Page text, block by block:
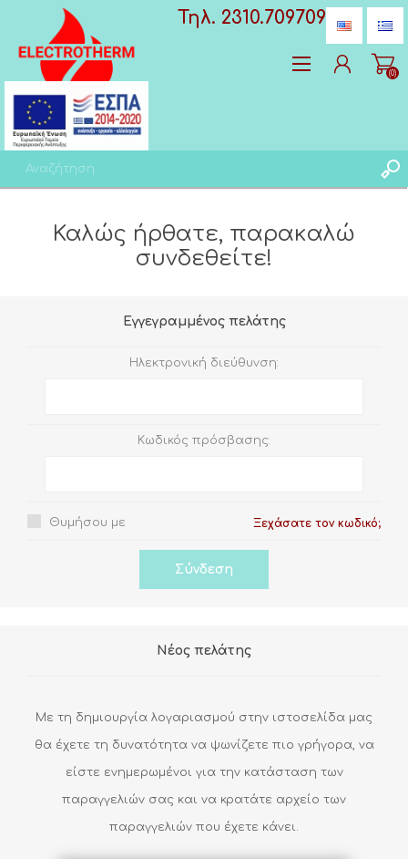
Τηλ. 2310.709709
Σύνδεση
(0)
Καλώς ήρθατε, παρακαλώ
συνδεθείτε!
Εγγεγραμμένος πελάτης
Ηλεκτρονική διεύθυνση:
Κωδικός πρόσβασης:
Θυμήσου με Ξεχάσατε τον κωδικό;
Νέος πελάτης
Με τη δημιουργία λογαριασμού στην ιστοσελίδα μας
θα έχετε τη δυνατότητα να ψωνίζετε πιο γρήγορα, να
είστε ενημερωμένοι για την κατάσταση των
παραγγελιών σας και να κρατάτε αρχείο των
παραγγελιών που έχετε κάνει.